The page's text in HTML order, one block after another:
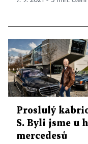
Proslulý
S. Byli jsme u
mercedesů